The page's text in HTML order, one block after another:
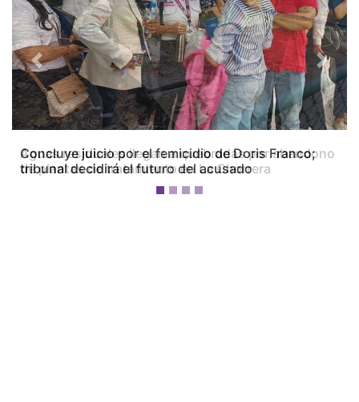
Concluye juicio por el femicidio de Doris Franco;
tribunal decidirá el futuro del acusado
Previous Next